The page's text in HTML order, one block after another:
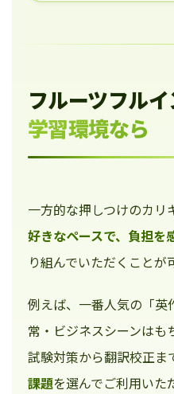
フルーツフル
学習環境なら
一方的な押しつけのカリ
好きなペースで、負担を
り組んでいただくことが
例えば、一番人気の「英
常・ビジネスシーンはも
試験対策から翻訳校正ま
課題を選んでご利用いた